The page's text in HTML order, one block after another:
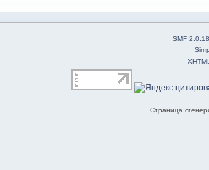
SMF 2.0.18
Страница